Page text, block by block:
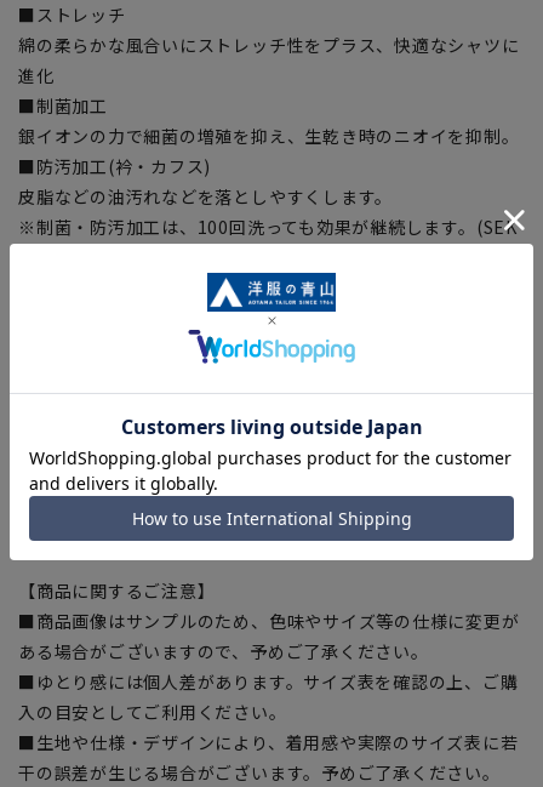
■ストレッチ
綿の柔らかな風合いにストレッチ性をプラス、快適なシャツに
進化
■制菌加工
銀イオンの力で細菌の増殖を抑え、生乾き時のニオイを抑制。
■防汚加工(衿・カフス)
皮脂などの油汚れなどを落としやすくします。
※制菌・防汚加工は、100回洗っても効果が継続します。(SEK
※生地の制菌・防汚性能を示したものとなり、製品性能を保証
するものではございません。
準をクリアした素材を使用、安全を安心して着用いただけま
す。
【シルエット】《細め(スリム)》 (当社比)
【商品に関するご注意】
■商品画像はサンプルのため、色味やサイズ等の仕様に変更が
ある場合がございますので、予めご了承ください。
■ゆとり感には個人差があります。サイズ表を確認の上、ご購
入の目安としてご利用ください。
■生地や仕様・デザインにより、着用感や実際のサイズ表に若
干の誤差が生じる場合がございます。予めご了承ください。